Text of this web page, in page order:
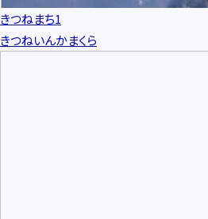
きつねまち1
きつねいんかまくら